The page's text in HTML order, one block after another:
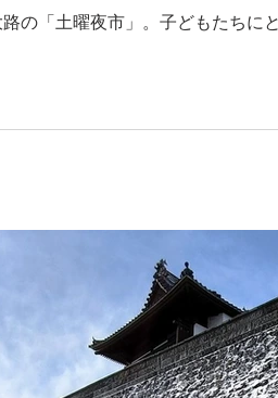
の「土曜夜市」。子どもたちに